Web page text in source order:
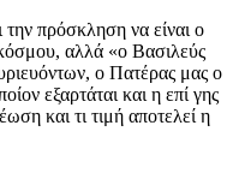
την πρόσκληση να είναι ο
αλλά «ο Βασιλεύς
ο Πατέρας μας ο
εξαρτάται και η επί γης
και τι τιμή αποτελεί η